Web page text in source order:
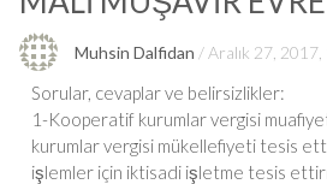
Muhsin Dalfidan Aralık 27, 2017,
Sorular, cevaplar ve belirsizlikler:
1-Kooperatif kurumlar vergisi
kurumlar vergisi mükellefiyeti tesis
işlemler için iktisadi işletme tesis